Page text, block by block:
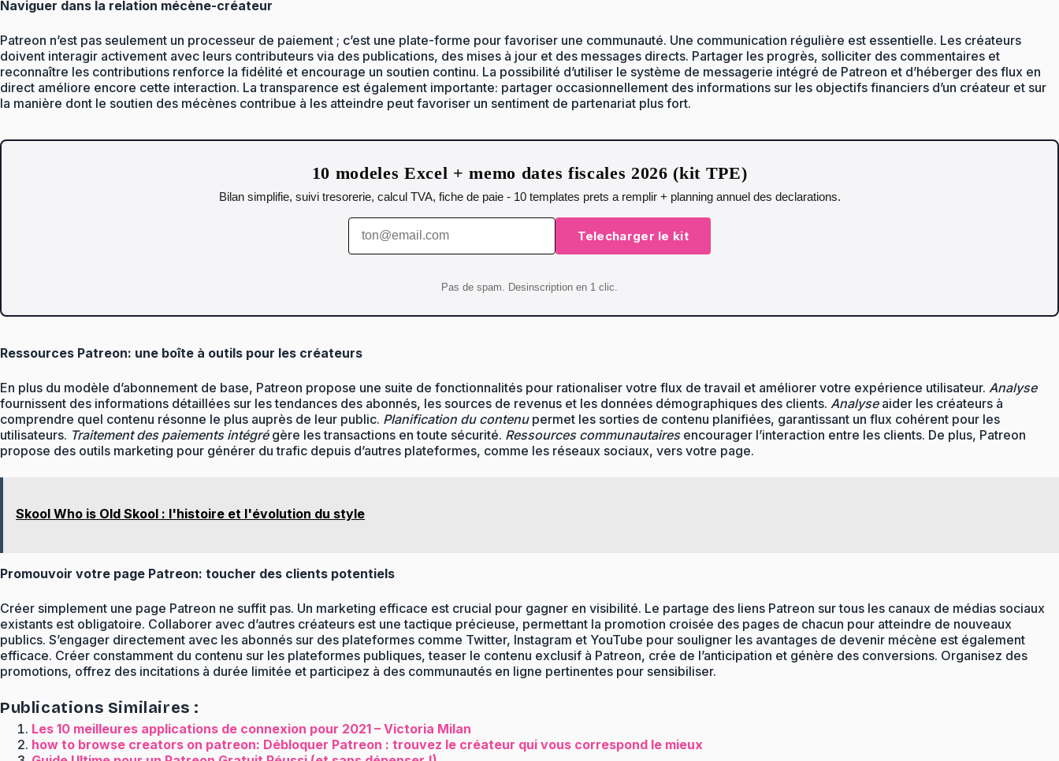
Naviguer dans la relation mécène-créateur
Patreon n’est pas seulement un processeur de paiement ; c’est une plate-forme pour favoriser une communauté. Une communication régulière est essentielle. Les créateurs
doivent interagir activement avec leurs contributeurs via des publications, des mises à jour et des messages directs. Partager les progrès, solliciter des commentaires et
reconnaître les contributions renforce la fidélité et encourage un soutien continu. La possibilité d’utiliser le système de messagerie intégré de Patreon et d’héberger des flux en
direct améliore encore cette interaction. La transparence est également importante: partager occasionnellement des informations sur les objectifs financiers d’un créateur et sur
la manière dont le soutien des mécènes contribue à les atteindre peut favoriser un sentiment de partenariat plus fort.
10 modeles Excel + memo dates fiscales 2026 (kit TPE)
Bilan simplifie, suivi tresorerie, calcul TVA, fiche de paie - 10 templates prets a remplir + planning annuel des declarations.
Telecharger le kit
Pas de spam. Desinscription en 1 clic.
Ressources Patreon: une boîte à outils pour les créateurs
En plus du modèle d’abonnement de base, Patreon propose une suite de fonctionnalités pour rationaliser votre flux de travail et améliorer votre expérience utilisateur. Analyse
fournissent des informations détaillées sur les tendances des abonnés, les sources de revenus et les données démographiques des clients. Analyseaider les créateurs à
comprendre quel contenu résonne le plus auprès de leur public. Planification du contenupermet les sorties de contenu planifiées, garantissant un flux cohérent pour les
utilisateurs. Traitement des paiements intégrégère les transactions en toute sécurité. Ressources communautairesencourager l’interaction entre les clients. De plus, Patreon
propose des outils marketing pour générer du trafic depuis d’autres plateformes, comme les réseaux sociaux, vers votre page.
Skool Who is Old Skool : l'histoire et l'évolution du style
Promouvoir votre page Patreon: toucher des clients potentiels
Créer simplement une page Patreon ne suffit pas. Un marketing efficace est crucial pour gagner en visibilité. Le partage des liens Patreon sur tous les canaux de médias sociaux
existants est obligatoire. Collaborer avec d’autres créateurs est une tactique précieuse, permettant la promotion croisée des pages de chacun pour atteindre de nouveaux
publics. S’engager directement avec les abonnés sur des plateformes comme Twitter, Instagram et YouTube pour souligner les avantages de devenir mécène est également
efficace. Créer constamment du contenu sur les plateformes publiques, teaser le contenu exclusif à Patreon, crée de l’anticipation et génère des conversions. Organisez des
promotions, offrez des incitations à durée limitée et participez à des communautés en ligne pertinentes pour sensibiliser.
Publications Similaires :
Les 10 meilleures applications de connexion pour 2021 – Victoria Milan
how to browse creators on patreon: Débloquer Patreon : trouvez le créateur qui vous correspond le mieux